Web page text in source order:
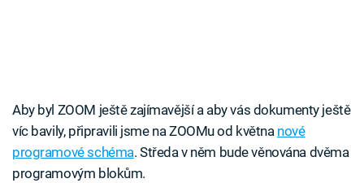
Aby byl ZOOM ještě zajímavější a aby vás dokumenty ještě
víc bavily, připravili jsme na ZOOMu od května nové
programové schéma. Středa v něm bude věnována dvěma
programovým blokům.